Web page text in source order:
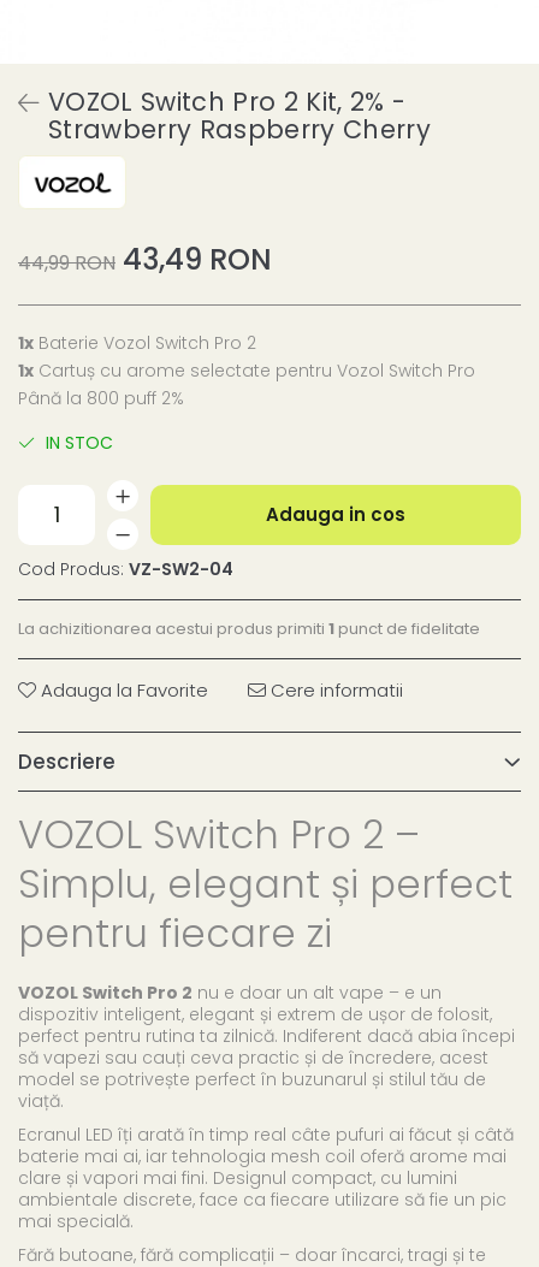
VOZOL Switch Pro 2 Kit, 2% -
Strawberry Raspberry Cherry
44,99 RON 43,49 RON
1x Baterie Vozol Switch Pro 2
1x Cartuș cu arome selectate pentru Vozol Switch Pro
Până la 800 puff 2%
IN STOC
Adauga in cos
Cod Produs: VZ-SW2-04
La achizitionarea acestui produs primiti 1 punct de fidelitate
Adauga la Favorite Cere informatii
Descriere
VOZOL Switch Pro 2 –
Simplu, elegant și perfect
pentru fiecare zi
VOZOL Switch Pro 2 nu e doar un alt vape – e un
dispozitiv inteligent, elegant și extrem de ușor de folosit,
perfect pentru rutina ta zilnică. Indiferent dacă abia începi
să vapezi sau cauți ceva practic și de încredere, acest
model se potrivește perfect în buzunarul și stilul tău de
viață.
Ecranul LED îți arată în timp real câte pufuri ai făcut și câtă
baterie mai ai, iar tehnologia mesh coil oferă arome mai
clare și vapori mai fini. Designul compact, cu lumini
ambientale discrete, face ca fiecare utilizare să fie un pic
mai specială.
Fără butoane, fără complicații – doar încarci, tragi și te